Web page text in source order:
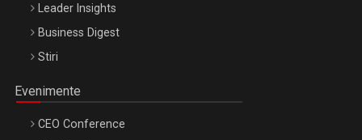
Leader Insights
Business Digest
Stiri
Evenimente
CEO Conference